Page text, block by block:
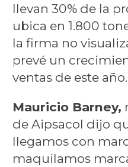
llevan 30% de la
ubica en 1.800
la firma no
prevé un
ventas de este año.
Mauricio Barney,
de Aipsacol dijo
llegamos con
maquilamos